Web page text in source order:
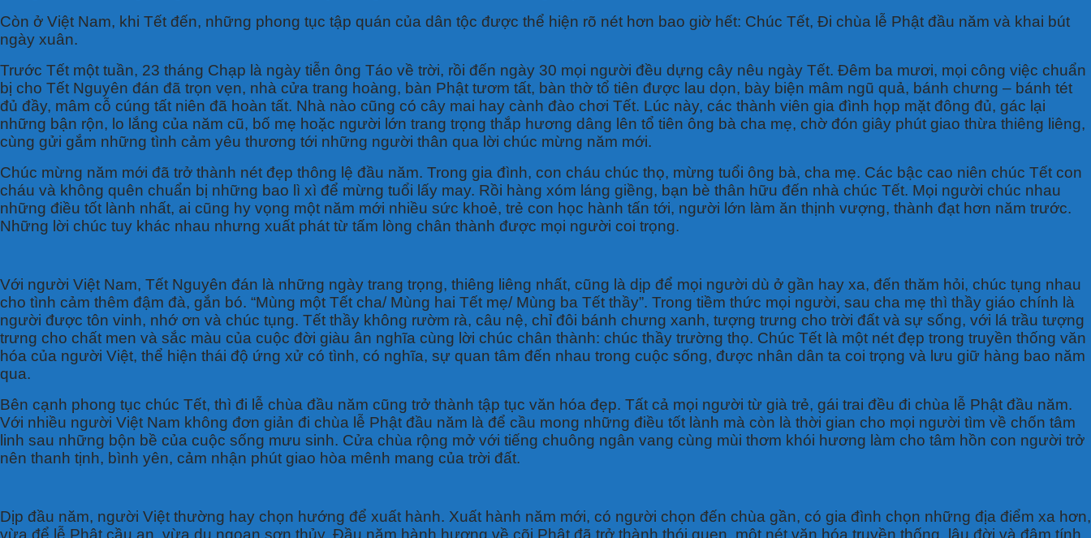
Còn ở Việt Nam, khi Tết đến, những phong tục tập quán của dân tộc được thể hiện rõ nét hơn bao giờ hết: Chúc Tết, Đi chùa lễ Phật đầu năm và khai bút
ngày xuân.
Trước Tết một tuần, 23 tháng Chạp là ngày tiễn ông Táo về trời, rồi đến ngày 30 mọi người đều dựng cây nêu ngày Tết. Đêm ba mươi, mọi công việc chuẩn
bị cho Tết Nguyên đán đã trọn vẹn, nhà cửa trang hoàng, bàn Phật tươm tất, bàn thờ tổ tiên được lau dọn, bày biện mâm ngũ quả, bánh chưng – bánh tét
đủ đầy, mâm cỗ cúng tất niên đã hoàn tất. Nhà nào cũng có cây mai hay cành đào chơi Tết. Lúc này, các thành viên gia đình họp mặt đông đủ, gác lại
những bận rộn, lo lắng của năm cũ, bố mẹ hoặc người lớn trang trọng thắp hương dâng lên tổ tiên ông bà cha mẹ, chờ đón giây phút giao thừa thiêng liêng,
cùng gửi gắm những tình cảm yêu thương tới những người thân qua lời chúc mừng năm mới.
Chúc mừng năm mới đã trở thành nét đẹp thông lệ đầu năm. Trong gia đình, con cháu chúc thọ, mừng tuổi ông bà, cha mẹ. Các bậc cao niên chúc Tết con
cháu và không quên chuẩn bị những bao lì xì để mừng tuổi lấy may. Rồi hàng xóm láng giềng, bạn bè thân hữu đến nhà chúc Tết. Mọi người chúc nhau
những điều tốt lành nhất, ai cũng hy vọng một năm mới nhiều sức khoẻ, trẻ con học hành tấn tới, người lớn làm ăn thịnh vượng, thành đạt hơn năm trước.
Những lời chúc tuy khác nhau nhưng xuất phát từ tấm lòng chân thành được mọi người coi trọng.
Với người Việt Nam, Tết Nguyên đán là những ngày trang trọng, thiêng liêng nhất, cũng là dịp để mọi người dù ở gần hay xa, đến thăm hỏi, chúc tụng nhau
cho tình cảm thêm đậm đà, gắn bó. “Mùng một Tết cha/ Mùng hai Tết mẹ/ Mùng ba Tết thầy”. Trong tiềm thức mọi người, sau cha mẹ thì thầy giáo chính là
người được tôn vinh, nhớ ơn và chúc tụng. Tết thầy không rườm rà, câu nệ, chỉ đôi bánh chưng xanh, tượng trưng cho trời đất và sự sống, với lá trầu tượng
trưng cho chất men và sắc màu của cuộc đời giàu ân nghĩa cùng lời chúc chân thành: chúc thầy trường thọ. Chúc Tết là một nét đẹp trong truyền thống văn
hóa của người Việt, thể hiện thái độ ứng xử có tình, có nghĩa, sự quan tâm đến nhau trong cuộc sống, được nhân dân ta coi trọng và lưu giữ hàng bao năm
qua.
Bên cạnh phong tục chúc Tết, thì đi lễ chùa đầu năm cũng trở thành tập tục văn hóa đẹp. Tất cả mọi người từ già trẻ, gái trai đều đi chùa lễ Phật đầu năm.
Với nhiều người Việt Nam không đơn giản đi chùa lễ Phật đầu năm là để cầu mong những điều tốt lành mà còn là thời gian cho mọi người tìm về chốn tâm
linh sau những bộn bề của cuộc sống mưu sinh. Cửa chùa rộng mở với tiếng chuông ngân vang cùng mùi thơm khói hương làm cho tâm hồn con người trở
nên thanh tịnh, bình yên, cảm nhận phút giao hòa mênh mang của trời đất.
Dịp đầu năm, người Việt thường hay chọn hướng để xuất hành. Xuất hành năm mới, có người chọn đến chùa gần, có gia đình chọn những địa điểm xa hơn,
vừa để lễ Phật cầu an, vừa du ngoạn sơn thủy. Đầu năm hành hương về cõi Phật đã trở thành thói quen, một nét văn hóa truyền thống, lâu đời và đậm tính